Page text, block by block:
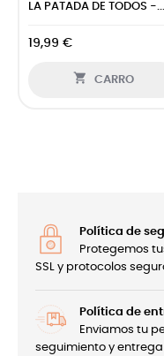
PORRA
Política de
Protegemos
SSL y protocolos
Política de
Enviamos tu
seguimiento y